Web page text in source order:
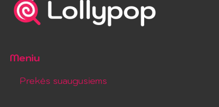
Meniu
Prekės suaugusiems